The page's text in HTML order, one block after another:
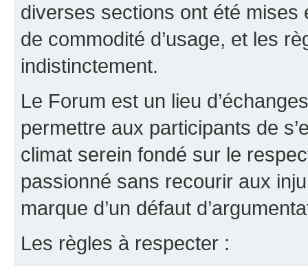
diverses sections ont été
de commodité d’usage, et les
indistinctement.
Le Forum est un lieu
permettre aux participants de
climat serein fondé sur le
passionné sans recourir aux
marque d’un défaut
Les règles à respecter :